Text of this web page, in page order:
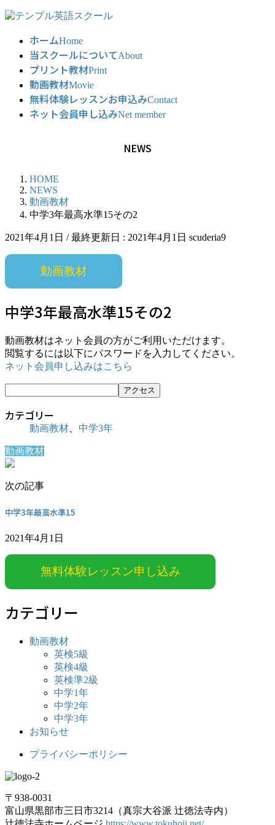
コ
ナ
ホームHome
当スクールについてAbout
プリント教材Print
動画教材Movie
無料体験レッスンお申込みContact
ネット会員申し込みNet member
NEWS
HOME
NEWS
動画教材
中学3年最高水準15その2
2021年4月1日 / 最終更新日 : 2021年4月1日 scuderia9
動画教材
中学3年最高水準15その2
動画教材はネット会員の方がご利用いただけます。
閲覧するには以下にパスワードを入力してください。
ネット会員申し込みはこちら
カテゴリー
動画教材 中学3年
動画教材
次の記事
中学3年最高水準15
2021年4月1日
無料体験レッスン申し込み
カテゴリー
動画教材
英検5級
英検4級
英検準2級
中学1年
中学2年
中学3年
お知らせ
プライバシーポリシー
〒938-0031
富山県黒部市三日市3214（真宗大谷派 辻徳法寺内）